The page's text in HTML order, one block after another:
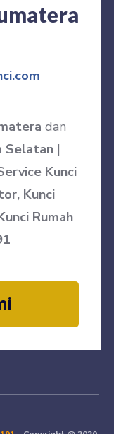
dan
Selatan|
Kunci
Kunci
Rumah